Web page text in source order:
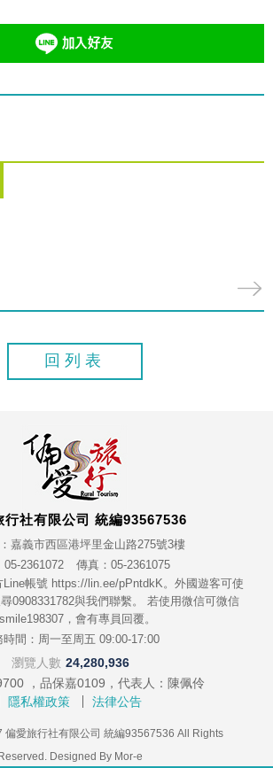
回列表
行社有限公司 統編93567536
嘉義市西區港坪里金山路275號3樓
05-2361072
傳真：05-2361075
Line帳號 https://lin.ee/pPntdkK。外國遊客可使
0908331782與我們聯繫。 若使用微信可微信
，會有專員回覆。
時間：周一至周五 09:00-17:00
瀏覽人數 24,280,936
，品保嘉0109，代表人：陳佩伶
隱私權政策
法律公告
愛旅行社有限公司 統編93567536 All Rights
Designed By Mor-e